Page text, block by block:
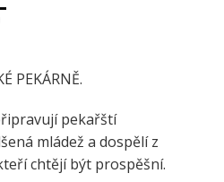
PEKÁRNĚ.
pekařští
mládež a dospělí z
chtějí být prospěšní.